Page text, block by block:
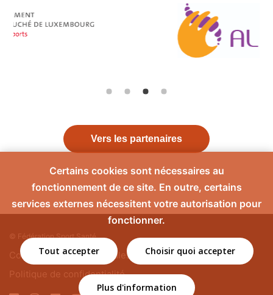
Vers les partenaires
© Fédération Sport Santé
Contact
Mentions légales
Politique de confidentialité
Certains cookies sont nécessaires au
fonctionnement de ce site. En outre, certains
services externes nécessitent votre autorisation pour
fonctionner.
Tout accepter Choisir quoi accepter
Plus d'information